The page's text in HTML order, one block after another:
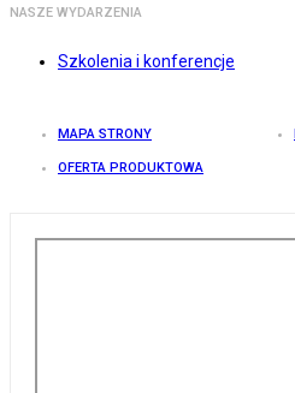
NASZE WYDARZENIA
Szkolenia i konferencje
MAPA STRONY
OFERTA PRODUKTOWA